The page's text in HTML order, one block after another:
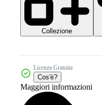
Collezione
Licenza Gratuita
Cos'è?
Maggiori informazioni